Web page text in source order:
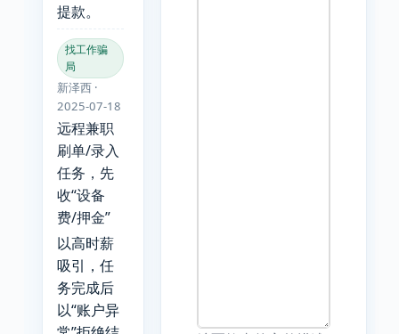
提款。
找工作骗
局
新泽西 ·
2025-07-18
远程兼职
刷单/录入
任务，先
收“设备
费/押金”
以高时薪
吸引，任
务完成后
以“账户异